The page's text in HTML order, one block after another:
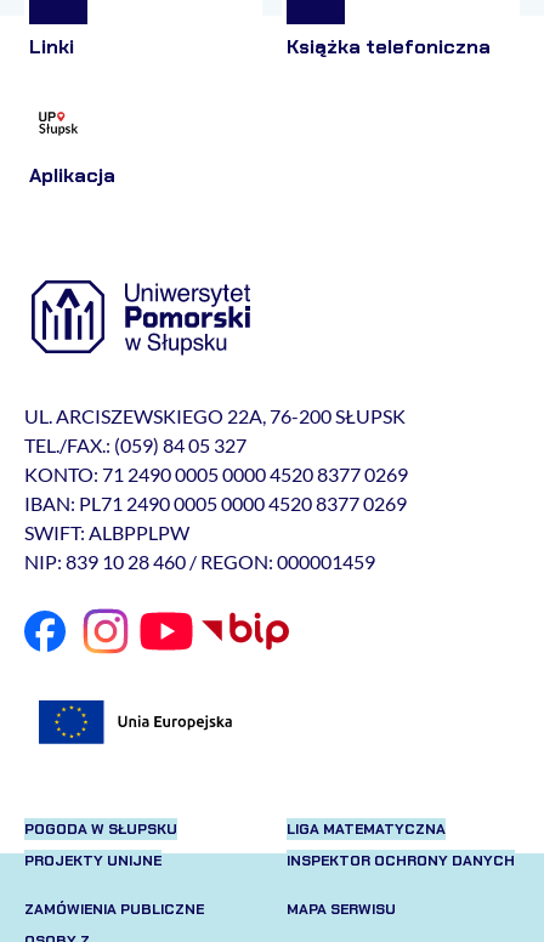
Linki Książka telefoniczna
Aplikacja
UL. ARCISZEWSKIEGO 22A, 76-200 SŁUPSK
TEL./FAX.: (059) 84 05 327
KONTO: 71 2490 0005 0000 4520 8377 0269
IBAN: PL71 2490 0005 0000 4520 8377 0269
SWIFT: ALBPPLPW
NIP: 839 10 28 460 / REGON: 000001459
POGODA W SŁUPSKU
PROJEKTY UNIJNE
LIGA MATEMATYCZNA
INSPEKTOR OCHRONY DANYCH
ZAMÓWIENIA PUBLICZNE
MAPA SERWISU